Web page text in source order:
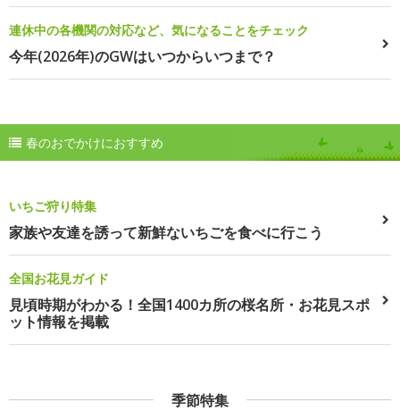
連休中の各機関の対応など、気になることをチェック
今年(2026年)のGWはいつからいつまで？
春のおでかけにおすすめ
いちご狩り特集
家族や友達を誘って新鮮ないちごを食べに行こう
全国お花見ガイド
見頃時期がわかる！全国1400カ所の桜名所・お花見スポ
ット情報を掲載
季節特集